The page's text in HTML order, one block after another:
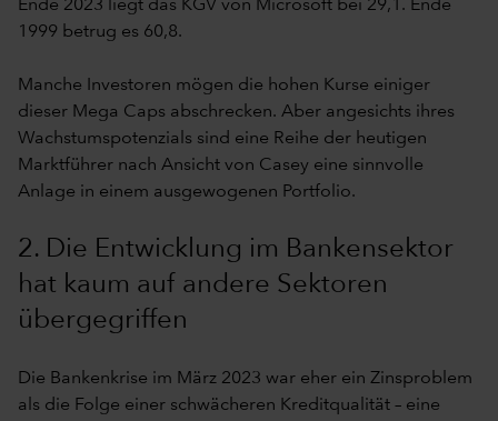
Ende 2023 liegt das KGV von Microsoft bei 29,1. Ende
1999 betrug es 60,8.
Manche Investoren mögen die hohen Kurse einiger
dieser Mega Caps abschrecken. Aber angesichts ihres
Wachstumspotenzials sind eine Reihe der heutigen
Marktführer nach Ansicht von Casey eine sinnvolle
Anlage in einem ausgewogenen Portfolio.
2. Die Entwicklung im Bankensektor
hat kaum auf andere Sektoren
übergegriffen
Die Bankenkrise im März 2023 war eher ein Zinsproblem
als die Folge einer schwächeren Kreditqualität – eine